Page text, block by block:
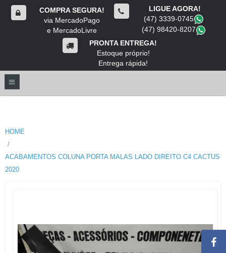
COMPRA SEGURA!
via MercadoPago
e MercadoLivre
LIGUE AGORA!
(47) 3339-0745
(47) 98420-8207
PRONTA ENTREGA!
Estoque próprio!
Entrega rápida!
HOME
ACABAMENTOS COLUNA PORTA MALAS LADO DIREITO C4 CACTUS
2020